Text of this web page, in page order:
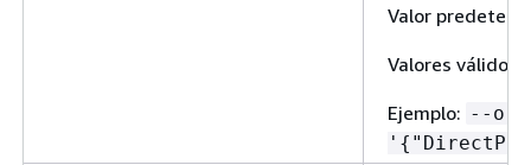
Valor
Valores válidos:
Ejemplo: --
' {